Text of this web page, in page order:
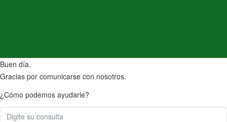
Buen día.
Gracias por comunicarse con nosotros.
¿Cómo podemos ayudarle?